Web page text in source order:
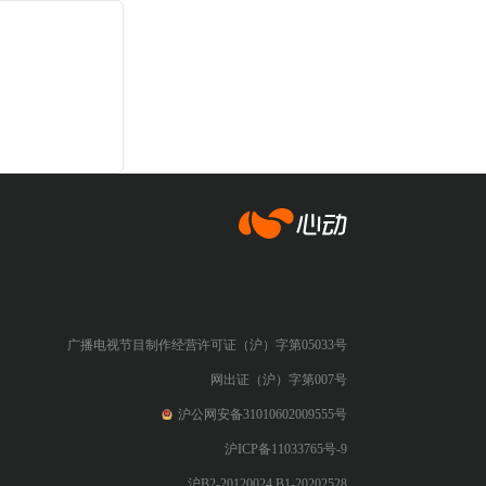
广播电视节目制作经营许可证（沪）字第05033号
网出证（沪）字第007号
沪公网安备31010602009555号
沪ICP备11033765号-9
心动网络